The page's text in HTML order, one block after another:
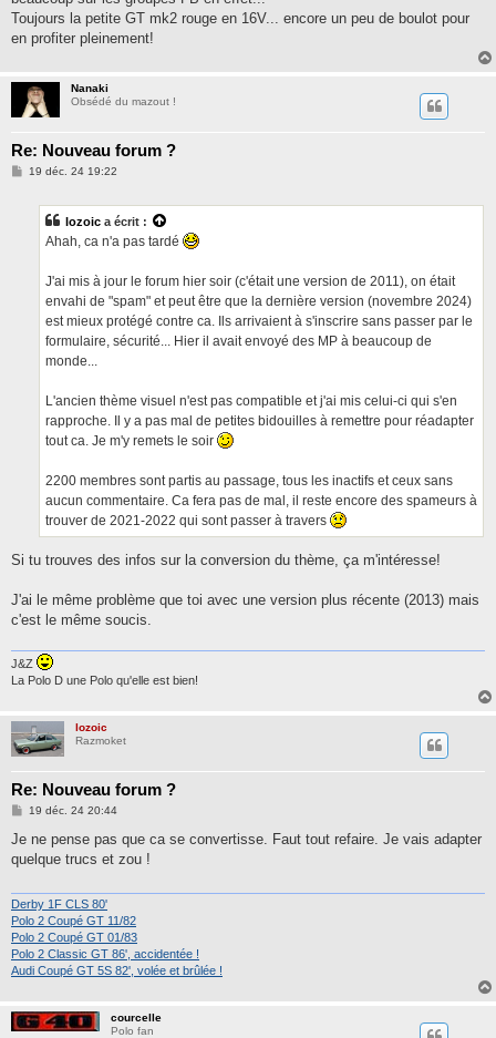
Toujours la petite GT mk2 rouge en 16V... encore un peu de boulot pour
en profiter pleinement!
Nanaki
Obsédé du mazout !
Re: Nouveau forum ?
M
19 déc. 24 19:22
lozoic a écrit :
Ahah, ca n'a pas tardé
J'ai mis à jour le forum hier soir (c'était une version de 2011), on était
envahi de "spam" et peut être que la dernière version (novembre 2024)
est mieux protégé contre ca. Ils arrivaient à s'inscrire sans passer par le
formulaire, sécurité... Hier il avait envoyé des MP à beaucoup de
monde...
L'ancien thème visuel n'est pas compatible et j'ai mis celui-ci qui s'en
rapproche. Il y a pas mal de petites bidouilles à remettre pour réadapter
tout ca. Je m'y remets le soir
2200 membres sont partis au passage, tous les inactifs et ceux sans
aucun commentaire. Ca fera pas de mal, il reste encore des spameurs à
trouver de 2021-2022 qui sont passer à travers
Si tu trouves des infos sur la conversion du thème, ça m'intéresse!
J'ai le même problème que toi avec une version plus récente (2013) mais
c'est le même soucis.
J&Z
La Polo D une Polo qu'elle est bien!
lozoic
Razmoket
Re: Nouveau forum ?
M
s
a
19 déc. 24 20:44
Je ne pense pas que ca se convertisse. Faut tout refaire. Je vais adapter
quelque trucs et zou !
Derby 1F CLS 80'
Polo 2 Coupé GT 11/82
Polo 2 Coupé GT 01/83
Polo 2 Classic GT 86', accidentée !
Audi Coupé GT 5S 82', volée et brûlée !
courcelle
Polo fan